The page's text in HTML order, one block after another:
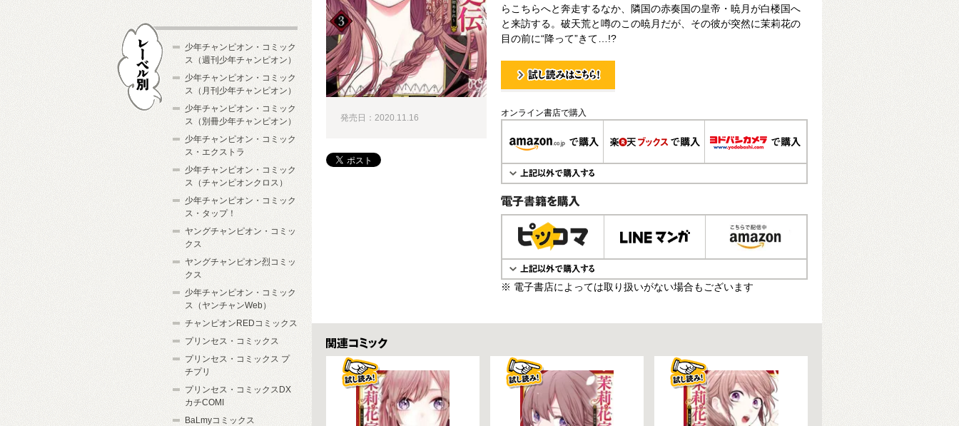
らこちらへと奔走するなか、隣国の赤奏国の皇帝・暁月が白楼国へ
と来訪する。破天荒と噂のこの暁月だが、その彼が突然に茉莉花の
目の前に“降って”きて…!?
オンライン書店で購入
電子書籍で購入
※ 電子書店によっては取り扱いがない場合もございます
発売日：2020.11.16
関連コミックス
少年チャンピオン・コミック
ス（週刊少年チャンピオン）
少年チャンピオン・コミック
ス（月刊少年チャンピオン）
少年チャンピオン・コミック
ス（別冊少年チャンピオン）
少年チャンピオン・コミック
ス・エクストラ
少年チャンピオン・コミック
ス（チャンピオンクロス）
少年チャンピオン・コミック
ス・タップ！
ヤングチャンピオン・コミッ
クス
ヤングチャンピオン烈コミッ
クス
少年チャンピオン・コミック
ス（ヤンチャンWeb）
チャンピオンREDコミックス
プリンセス・コミックス
プリンセス・コミックス プ
チプリ
プリンセス・コミックスDX
カチCOMI
BaLmyコミックス